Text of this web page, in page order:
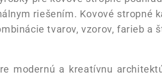
riešením. Kovové stropné
tvarov, vzorov, farieb a
modernú a kreatívnu